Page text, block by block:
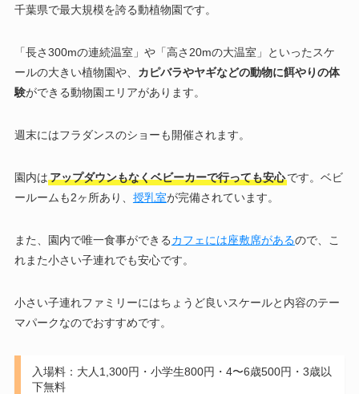
千葉県で最大規模を誇る動植物園です。
「長さ300mの連続温室」や「高さ20mの大温室」といったスケ
ールの大きい植物園や、 カピバラやヤギなどの動物に餌やりの体
験ができる動物園エリアがあります。
週末にはフラダンスのショーも開催されます。
園内はアップダウンもなくベビーカーで行っても安心です。ベビ
ールームも2ヶ所あり、 授乳室が完備されています。
また、園内で唯一食事ができるカフェには座敷席があるので、こ
れまた小さい子連れでも安心です。
小さい子連れファミリーにはちょうど良いスケールと内容のテー
マパークなのでおすすめです。
入場料：大人1,300円・小学生800円・4〜6歳500円・3歳以
下無料